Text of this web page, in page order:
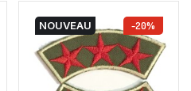
NOUVEAU -20%